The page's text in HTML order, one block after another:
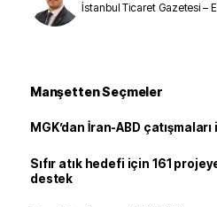
İstanbul Ticaret Gazetesi –
Manşetten Seçmeler
MGK’dan İran-ABD
Sıfır atık hedefi için 161
destek